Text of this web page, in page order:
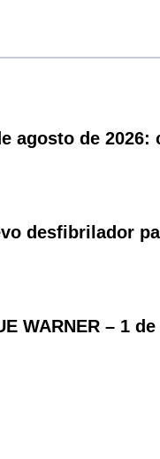
agosto de 2026:
desfibrilador
WARNER – 1